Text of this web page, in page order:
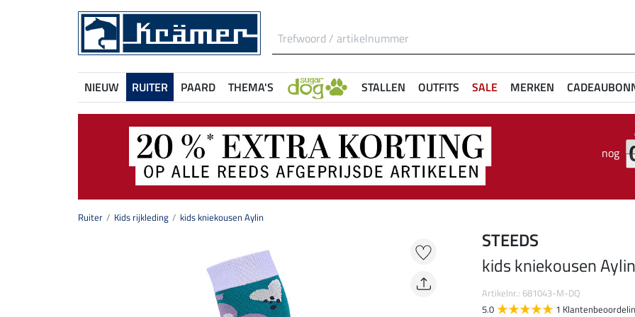
NIEUW RUITER PAARD THEMA'S STALLEN OUTFITS SALE MERKEN
nog
Ruiter Kids rijkleding kids kniekousen Aylin
STEEDS
kids kniekousen Aylin
Artikelnr.: 681043-M-DQ
5.0
1